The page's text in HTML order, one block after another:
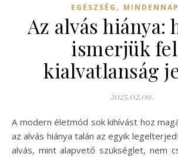
EGÉSZSÉG ,
Az alvás hiánya:
ismerjük
kialvatlanság
2025.02.09.
A modern életmód sok kihívást hoz magával, és ezek közül
az alvás hiánya talán az egyik
alvás, mint alapvető szükséglet, nem